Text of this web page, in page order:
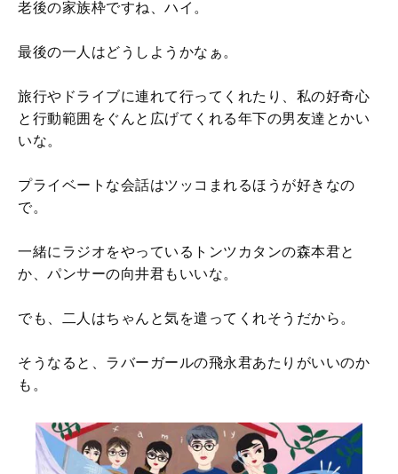
老後の家族枠ですね、ハイ。
最後の一人はどうしようかなぁ。
旅行やドライブに連れて行ってくれたり、私の好奇心
と行動範囲をぐんと広げてくれる年下の男友達とかい
いな。
プライベートな会話はツッコまれるほうが好きなの
で。
一緒にラジオをやっているトンツカタンの森本君と
か、パンサーの向井君もいいな。
でも、二人はちゃんと気を遣ってくれそうだから。
そうなると、ラバーガールの飛永君あたりがいいのか
も。